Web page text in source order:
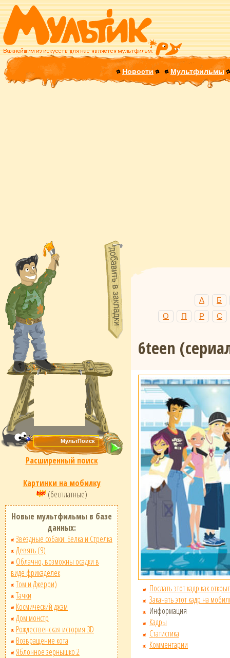
Новости Мультфильмы
Расширенный поиск
Картинки на мобилку
(бесплатные)
Новые мультфильмы в базе
данных:
Звёздные собаки: Белка и Стрелка
Девять (9)
Облачно, возможны осадки в
виде фрикаделек
Том и Джерри)
Тачки
Космический джэм
Дом монстр
Рождественская история 3D
Возвращение кота
Яблочное зернышко 2
А
Б
О
П Р С
6teen
Послать этот кадр как
Закачать этот кадр на
Информация
Кадры
Статистика
Комментарии